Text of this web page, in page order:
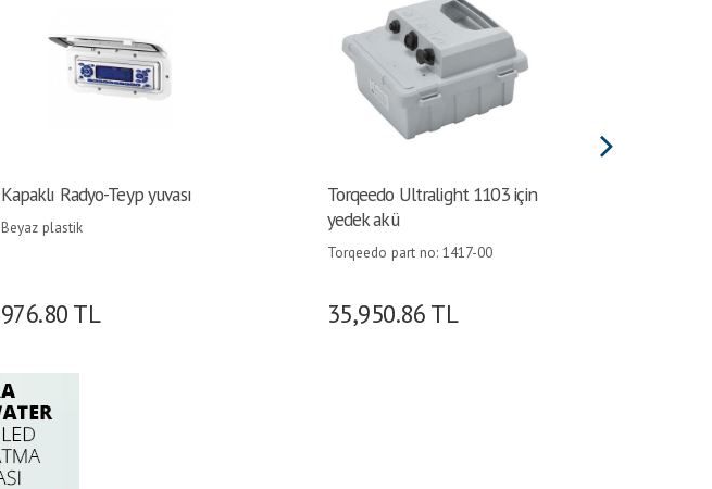
Kapaklı Radyo-Teyp yuvası
Beyaz plastik
976.80 TL
Torqeedo Ultralight 1103 için
yedek akü
Torqeedo part no: 1417-00
35,950.86 TL